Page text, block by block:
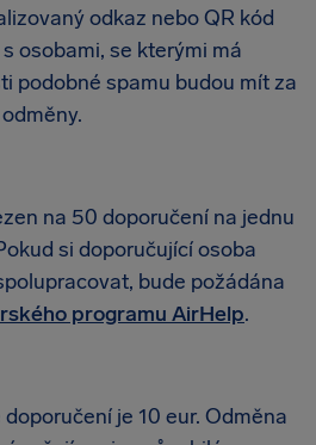
odkaz nebo QR kód
osobami, se kterými má
podobné spamu budou mít za
na 50 doporučení na jednu
si doporučující osoba
bude požádána
programu AirHelp.
je 10 eur. Odměna